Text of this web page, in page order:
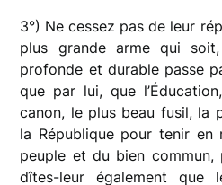
3°) Ne cessez pas de leur
plus grande arme qui
profonde et durable passe
que par lui, que
canon, le plus beau fusil, la
la République pour tenir en
peuple et du bien
dîtes-leur également